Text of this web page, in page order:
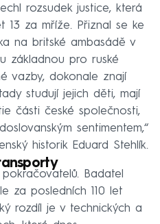
rozsudek justice, která
za mříže. Přiznal se ke
na britské ambasádě v
základnou pro ruské
vazby, dokonale znají
studují jejich děti, mají
části české společnosti,
sentimentem,“
historik Eduard Stehlík.
Badatel
za posledních 110 let
rozdíl je v technických a